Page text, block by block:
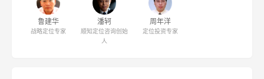
鲁建华
战略定位专家
潘轲
顺知定位咨询创始
人
周年洋
定位投资专家